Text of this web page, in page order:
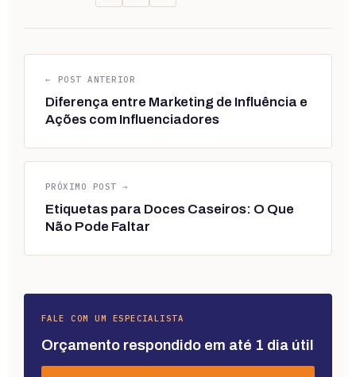
← POST ANTERIOR
Diferença entre Marketing de Influência e
Ações com Influenciadores
PRÓXIMO POST →
Etiquetas para Doces Caseiros: O Que
Não Pode Faltar
FALE COM UM ESPECIALISTA
Orçamento respondido em até 1 dia útil